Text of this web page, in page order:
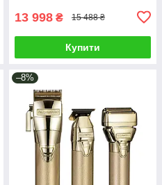
13 998 ₴ 15 488 ₴
Купити
–8%